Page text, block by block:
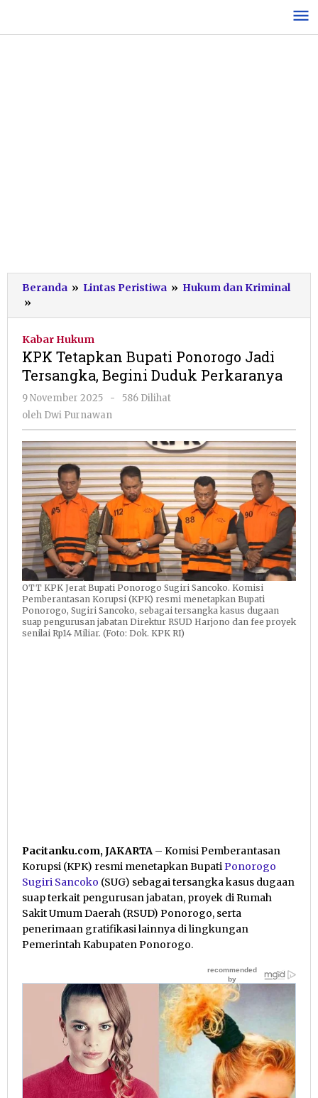
konten
Beranda » Lintas Peristiwa » Hukum dan Kriminal
»
Tetapkan
Bupati
Ponorogo
Jadi
Tersangka,
Begini
Perkaranya
Kabar Hukum
KPK Tetapkan Bupati Ponorogo Jadi
Tersangka, Begini Duduk Perkaranya
9 November 2025
oleh
Dwi
-
586 Dilihat
oleh Dwi Purnawan
OTT KPK Jerat Bupati Ponorogo Sugiri Sancoko. Komisi
Pemberantasan Korupsi (KPK) resmi menetapkan Bupati
Ponorogo, Sugiri Sancoko, sebagai tersangka kasus dugaan
suap pengurusan jabatan Direktur RSUD Harjono dan fee proyek
senilai Rp14 Miliar. (Foto: Dok. KPK RI)
Pacitanku.com, JAKARTA – Komisi Pemberantasan
Korupsi (KPK) resmi menetapkan BupatiPonorogo
Sugiri Sancoko (SUG) sebagai tersangka kasus dugaan
suap terkait pengurusan jabatan, proyek di Rumah
Sakit Umum Daerah (RSUD) Ponorogo, serta
penerimaan gratifikasi lainnya di lingkungan
Pemerintah Kabupaten Ponorogo.